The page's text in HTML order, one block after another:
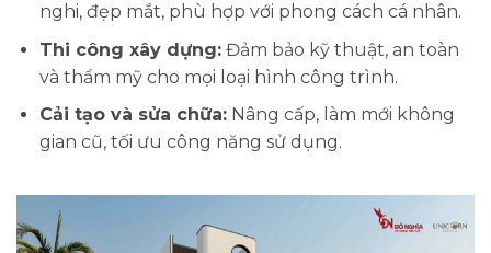
nghi, đẹp mắt, phù hợp với phong cách cá nhân.
Thi công xây dựng:Đảm bảo kỹ thuật, an toàn
và thẩm mỹ cho mọi loại hình công trình.
Cải tạo và sửa chữa:Nâng cấp, làm mới không
gian cũ, tối ưu công năng sử dụng.